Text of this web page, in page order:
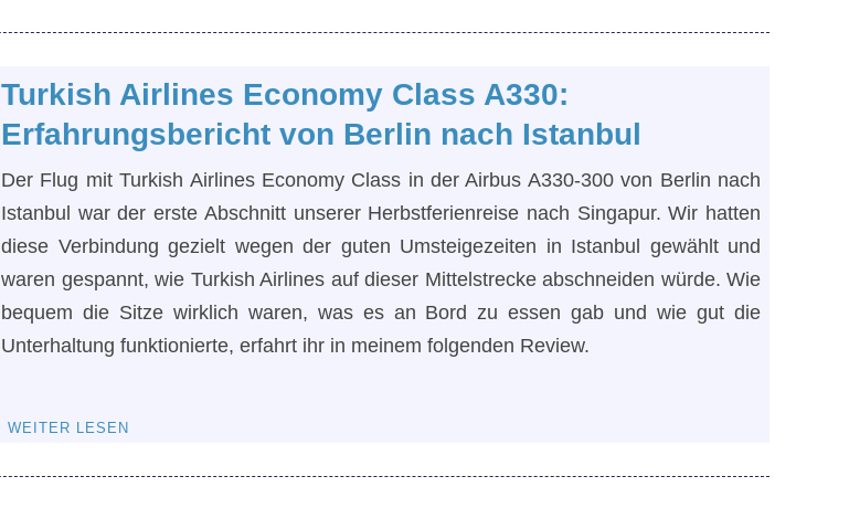
Turkish Airlines Economy Class A330:
Erfahrungsbericht von Berlin nach Istanbul
Der Flug mit Turkish Airlines Economy Class in der Airbus A330-300 von Berlin nach
Istanbul war der erste Abschnitt unserer Herbstferienreise nach Singapur. Wir hatten
diese Verbindung gezielt wegen der guten Umsteigezeiten in Istanbul gewählt und
waren gespannt, wie Turkish Airlines auf dieser Mittelstrecke abschneiden würde. Wie
bequem die Sitze wirklich waren, was es an Bord zu essen gab und wie gut die
Unterhaltung funktionierte, erfahrt ihr in meinem folgenden Review.
WEITER LESEN